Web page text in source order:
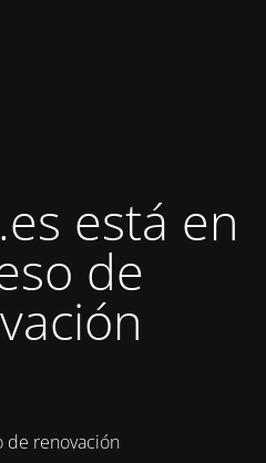
está en
de
de renovación